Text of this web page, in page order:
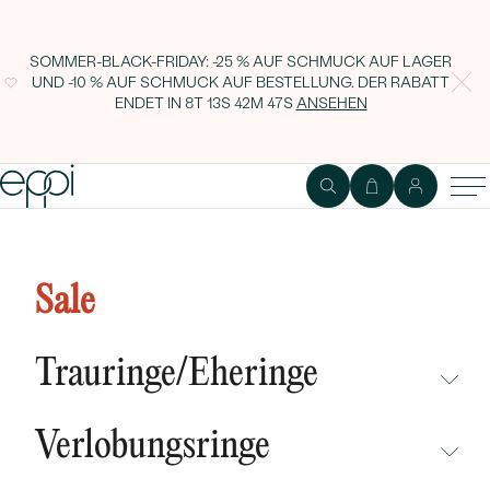
SOMMER-BLACK-FRIDAY: -25 % AUF SCHMUCK AUF LAGER
UND -10 % AUF SCHMUCK AUF BESTELLUNG. DER RABATT
ENDET IN 8T 13S 42M 47S ANSEHEN
Sale
Trauringe/Eheringe
NEUHEITEN
Verlobungsringe
Princess Diamant Yami